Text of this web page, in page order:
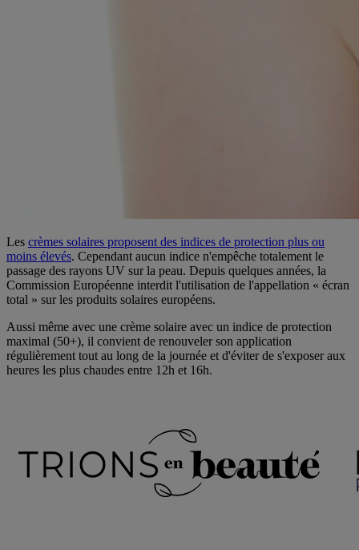
Les crèmes solaires proposent des indices de protection plus ou
moins élevés. Cependant aucun indice n'empêche totalement le
passage des rayons UV sur la peau. Depuis quelques années, la
Commission Européenne interdit l'utilisation de l'appellation « écran
total » sur les produits solaires européens.
Aussi même avec une crème solaire avec un indice de protection
maximal (50+), il convient de renouveler son application
régulièrement tout au long de la journée et d'éviter de s'exposer aux
heures les plus chaudes entre 12h et 16h.